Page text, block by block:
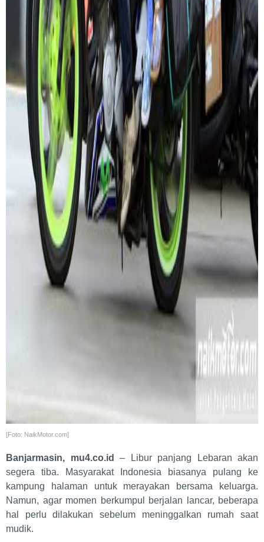
[Foto: NaikMotor.com]
Banjarmasin, mu4.co.id
– Libur panjang Lebaran akan
segera tiba. Masyarakat Indonesia biasanya pulang ke
kampung halaman untuk merayakan bersama keluarga.
Namun, agar momen berkumpul berjalan lancar, beberapa
hal perlu dilakukan sebelum meninggalkan rumah saat
mudik.